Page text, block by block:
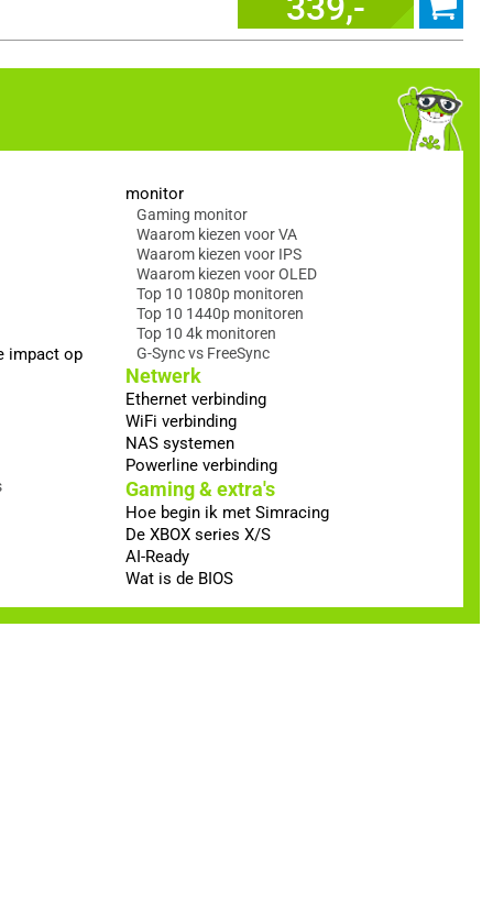
impact op
monitor
Gaming monitor
Waarom kiezen voor VA
Waarom kiezen voor IPS
Waarom kiezen voor OLED
Top 10 1080p monitoren
Top 10 1440p monitoren
Top 10 4k monitoren
G-Sync vs FreeSync
Netwerk
Ethernet verbinding
WiFi verbinding
NAS systemen
Powerline verbinding
Gaming & extra's
Hoe begin ik met Simracing
De XBOX series X/S
AI-Ready
Wat is de BIOS